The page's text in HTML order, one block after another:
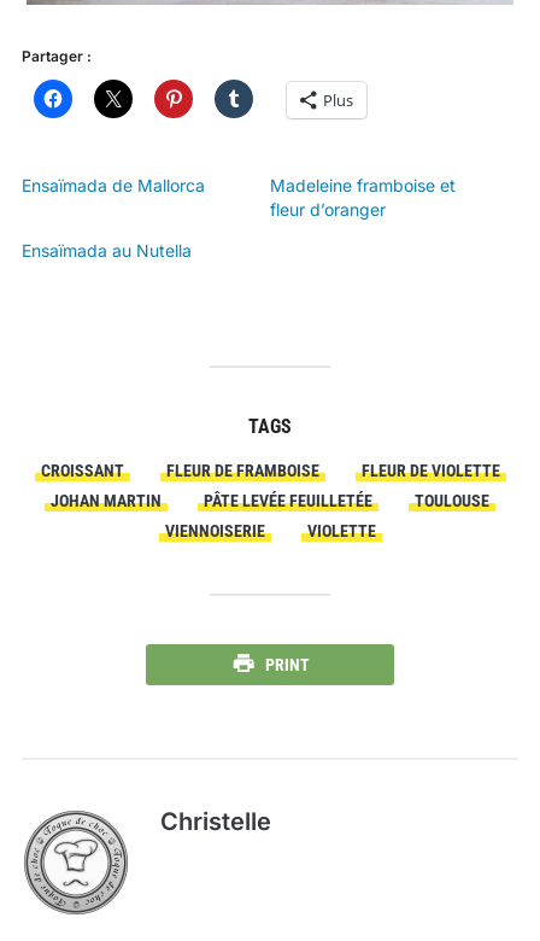
Partager :
Plus
Ensaïmada de Mallorca
Madeleine framboise et
fleur d’oranger
Ensaïmada au Nutella
TAGS
CROISSANT FLEUR DE FRAMBOISE
FLEUR DE VIOLETTE
JOHAN MARTIN
PÂTE LEVÉE FEUILLETÉE
TOULOUSE
VIENNOISERIE
VIOLETTE
PRINT
Christelle